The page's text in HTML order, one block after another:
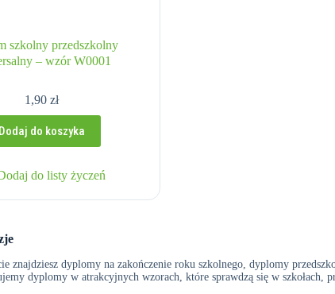
szkolny przedszkolny
– wzór W0001
1,90 zł
Dodaj do koszyka
do listy życzeń
znajdziesz dyplomy na zakończenie roku szkolnego, dyplomy
dyplomy w atrakcyjnych wzorach, które sprawdzą się w szkołach,